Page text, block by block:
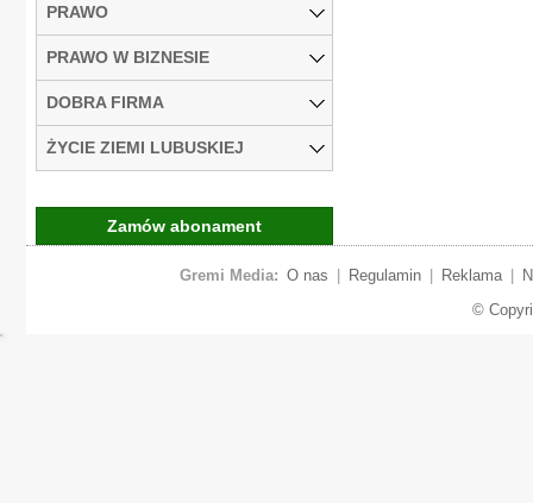
PRAWO
PRAWO W BIZNESIE
DOBRA FIRMA
ŻYCIE ZIEMI LUBUSKIEJ
Zamów abonament
Gremi Media: O nas Regulamin Reklama
©